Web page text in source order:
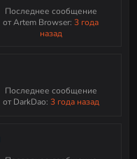
Последнее сообщение
от Artem Browser:3 года
назад
Последнее сообщение
от DarkDao: 3 года назад